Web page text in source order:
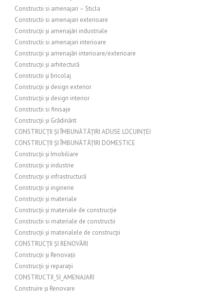
Constructii si amenajari – Sticla
Constructii si amenajari exterioare
Construcții și amenajări industriale
Constructii si amenajari interioare
Construcții și amenajări interioare/exterioare
Construcții și arhitectură
Constructii și bricolaj
Construcții și design exterior
Construcții și design interior
Constructii si finisaje
Construcții și Grădinărit
CONSTRUCȚII ȘI ÎMBUNĂTĂȚIRI ADUSE LOCUINȚEI
CONSTRUCȚII ȘI ÎMBUNĂTĂȚIRI DOMESTICE
Construcții și Imobiliare
Construcții și industrie
Construcții și infrastructură
Construcții și inginerie
Construcții și materiale
Construcții și materiale de construcție
Constructii si materiale de constructii
Construcții și materialele de construcții
CONSTRUCȚII ȘI RENOVĂRI
Construcții și Renovații
Construcții și reparații
CONSTRUCTII_SI_AMENAJARI
Construire și Renovare